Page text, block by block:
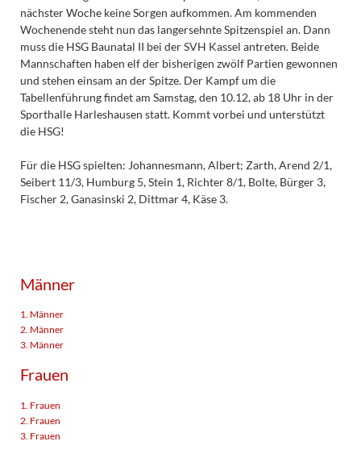
nächster Woche keine Sorgen aufkommen. Am kommenden
Wochenende steht nun das langersehnte Spitzenspiel an. Dann
muss die HSG Baunatal II bei der SVH Kassel antreten. Beide
Mannschaften haben elf der bisherigen zwölf Partien gewonnen
und stehen einsam an der Spitze. Der Kampf um die
Tabellenführung findet am Samstag, den 10.12, ab 18 Uhr in der
Sporthalle Harleshausen statt. Kommt vorbei und unterstützt
die HSG!
Für die HSG spielten: Johannesmann, Albert; Zarth, Arend 2/1,
Seibert 11/3, Humburg 5, Stein 1, Richter 8/1, Bolte, Bürger 3,
Fischer 2, Ganasinski 2, Dittmar 4, Käse 3.
Männer
1. Männer
2. Männer
3. Männer
Frauen
1. Frauen
2. Frauen
3. Frauen